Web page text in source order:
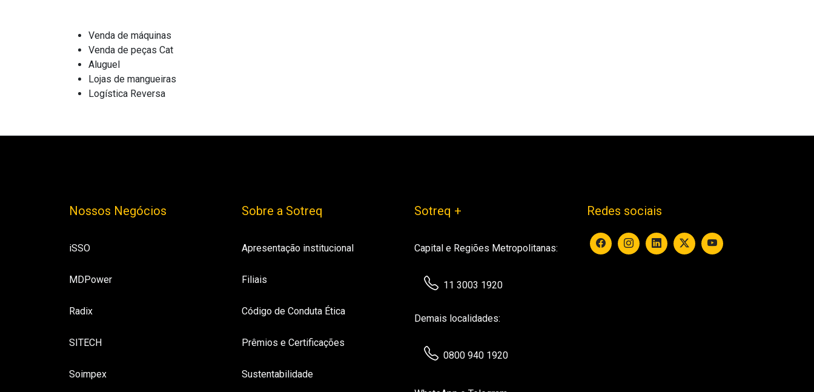
Venda de máquinas
Venda de peças Cat
Aluguel
Lojas de mangueiras
Logística Reversa
Nossos Negócios
iSSO
MDPower
Radix
SITECH
Soimpex
Sobre a Sotreq
Apresentação institucional
Filiais
Código de Conduta Ética
Prêmios e Certificações
Sustentabilidade
Sotreq +
Capital e Regiões Metropolitanas:
11 3003 1920
Demais localidades:
0800 940 1920
Redes sociais